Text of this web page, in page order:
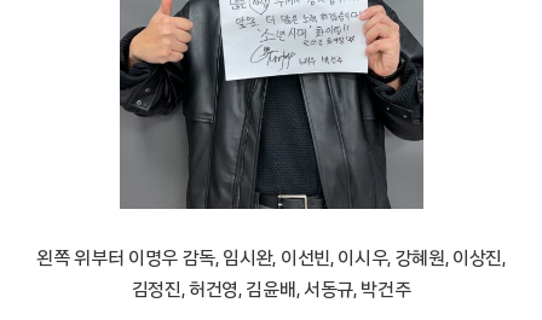
왼쪽 위부터 이명우 감독, 임시완, 이선빈, 이시우, 강혜원, 이상진,
김정진, 허건영, 김윤배, 서동규, 박건주